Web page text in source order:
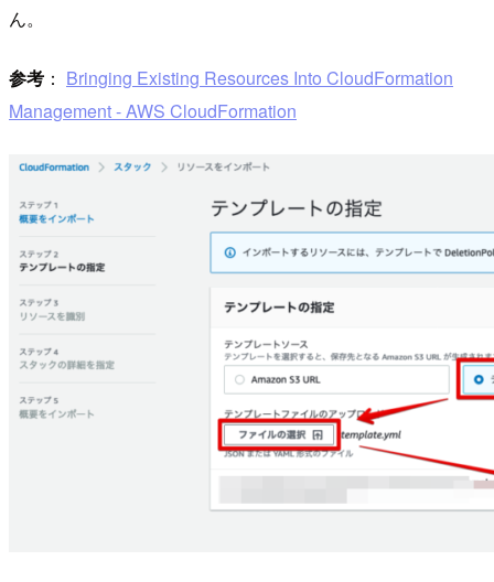
ん。
参考 ： Bringing Existing Resources Into CloudFormation
Management - AWS CloudFormation